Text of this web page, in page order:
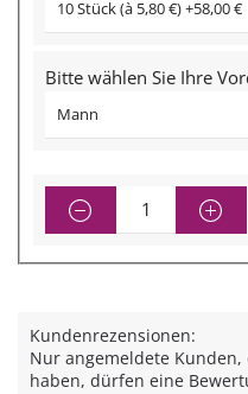
Bitte wählen Sie Ihre
Kundenrezensionen:
Nur angemeldete
haben, dürfen eine